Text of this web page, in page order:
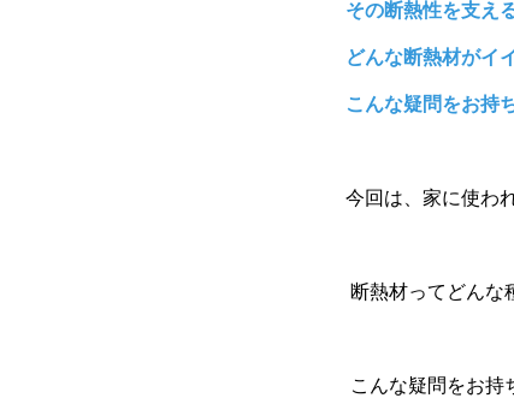
その断熱性を支え
どんな断熱材がイ
こんな疑問をお持
今回は、家に使わ
断熱材ってどんな
こんな疑問をお持